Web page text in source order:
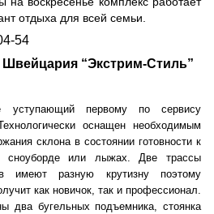
отдыха для всей семьи.
54
Швейцария “Экстрим-Стиль”
первому по сервису
оснащен необходимым
склона в состоянии готовности к
сноуборде или лыжах. Две трассы
имеют разную крутизну поэтому
как новичок, так и профессионал.
два бугельных подъемника, стоянка